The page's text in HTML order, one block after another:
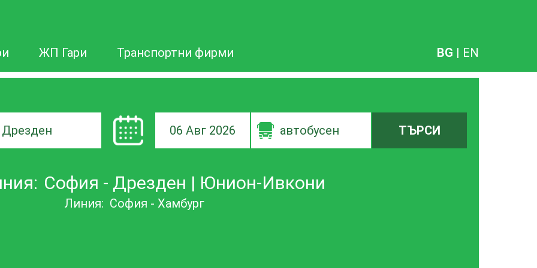
ЖП Гари Транспортни фирми BG | EN
06 Авг 2026 автобусен ТЪРСИ
София - Дрезден | Юнион-Ивкони
Линия: София - Хамбург